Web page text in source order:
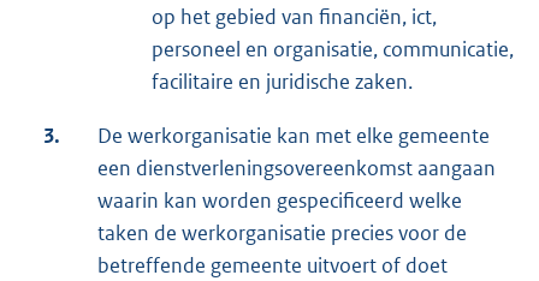
op het gebied van financiën, ict,
personeel en organisatie, communicatie,
facilitaire en juridische zaken.
3.
De werkorganisatie kan met elke gemeente
een dienstverleningsovereenkomst aangaan
waarin kan worden gespecificeerd welke
taken de werkorganisatie precies voor de
betreffende gemeente uitvoert of doet